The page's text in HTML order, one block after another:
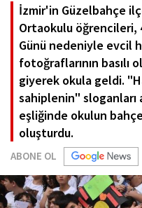
İzmir'in Güzelbahçe
Ortaokulu öğrencileri,
Günü nedeniyle evcil
fotoğraflarının
giyerek okula geldi.
sahiplenin"
eşliğinde okulun
oluşturdu.
ABONE OL